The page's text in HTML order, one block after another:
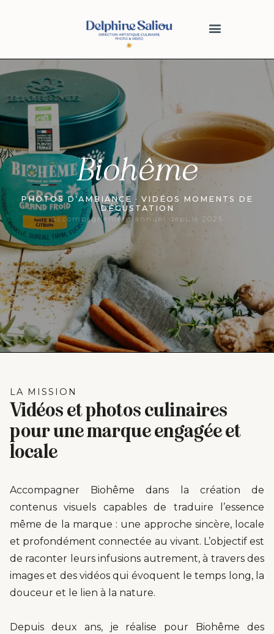
Biohême
PHOTOS D’AMBIANCE · VIDÉOS MOMENTS DE
DÉGUSTATION
Accompagnement annuel depuis 2025
LA MISSION
Vidéos et photos culinaires
pour une marque engagée et
locale
Accompagner Biohême dans la création de
contenus visuels capables de traduire l’essence
même de la marque : une approche sincère, locale
et profondément connectée au vivant. L’objectif est
de raconter leurs infusions autrement, à travers des
images et des vidéos qui évoquent le temps long, la
douceur et le lien à la nature.
Depuis deux ans, je réalise pour Biohême des